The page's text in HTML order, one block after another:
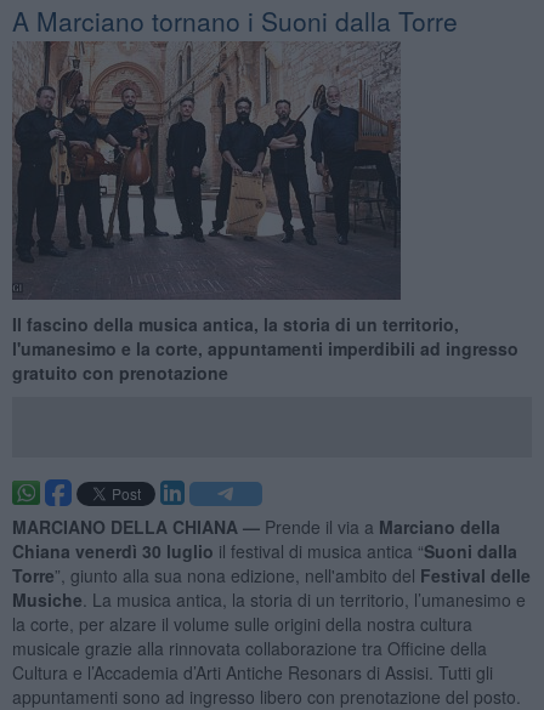
A Marciano tornano i Suoni dalla Torre
Il fascino della musica antica, la storia di un territorio,
l'umanesimo e la corte, appuntamenti imperdibili ad ingresso
gratuito con prenotazione
MARCIANO DELLA CHIANA — Prende il via a Marciano della
Chiana venerdì 30 luglio il festival di musica antica “Suoni dalla
Torre”, giunto alla sua nona edizione, nell'ambito del Festival delle
Musiche . La musica antica, la storia di un territorio, l’umanesimo e
la corte, per alzare il volume sulle origini della nostra cultura
musicale grazie alla rinnovata collaborazione tra Officine della
Cultura e l’Accademia d’Arti Antiche Resonars di Assisi. Tutti gli
appuntamenti sono ad ingresso libero con prenotazione del posto.